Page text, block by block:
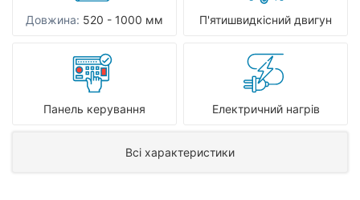
Довжина: 520 - 1000 мм П'ятишвидкісний двигун
Панель керування Електричний нагрів
Всі характеристики